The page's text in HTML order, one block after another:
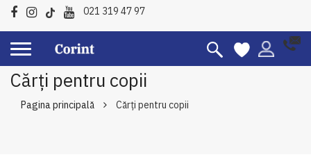
021 319 47 97
Cărți pentru copii
Pagina principală Cărți pentru copii